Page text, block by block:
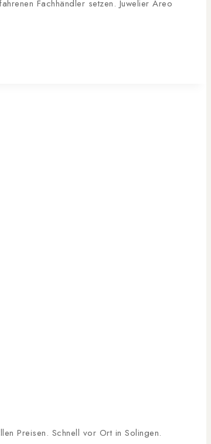
Fachhändler setzen. Juwelier Areo
Preisen. Schnell vor Ort in Solingen.